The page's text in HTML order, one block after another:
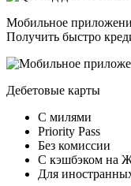
Мобильное
Получить быстро
Дебетовые карты
С милями
Priority Pass
Без комиссии
C кэшбэком на
Для